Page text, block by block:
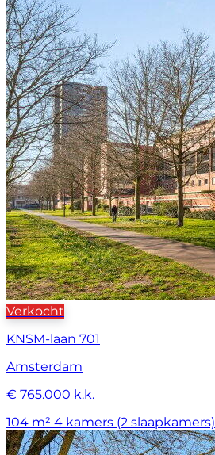
Verkocht
KNSM-laan 701
Amsterdam
€ 765.000 k.k.
104 m² 4 kamers (2 slaapkamers)